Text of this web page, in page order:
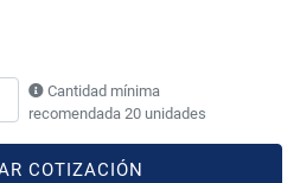
Cantidad mínima
recomendada 20 unidades
COTIZACIÓN